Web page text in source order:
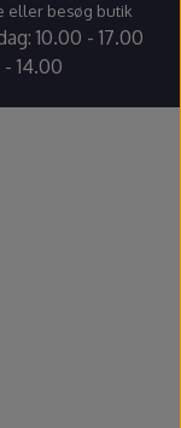
eller besøg butik
10.00 - 17.00
14.00